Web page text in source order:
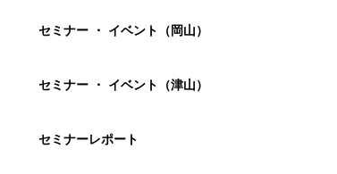
セミナー ・ イベント（岡山）
セミナー ・ イベント（津山）
セミナーレポート